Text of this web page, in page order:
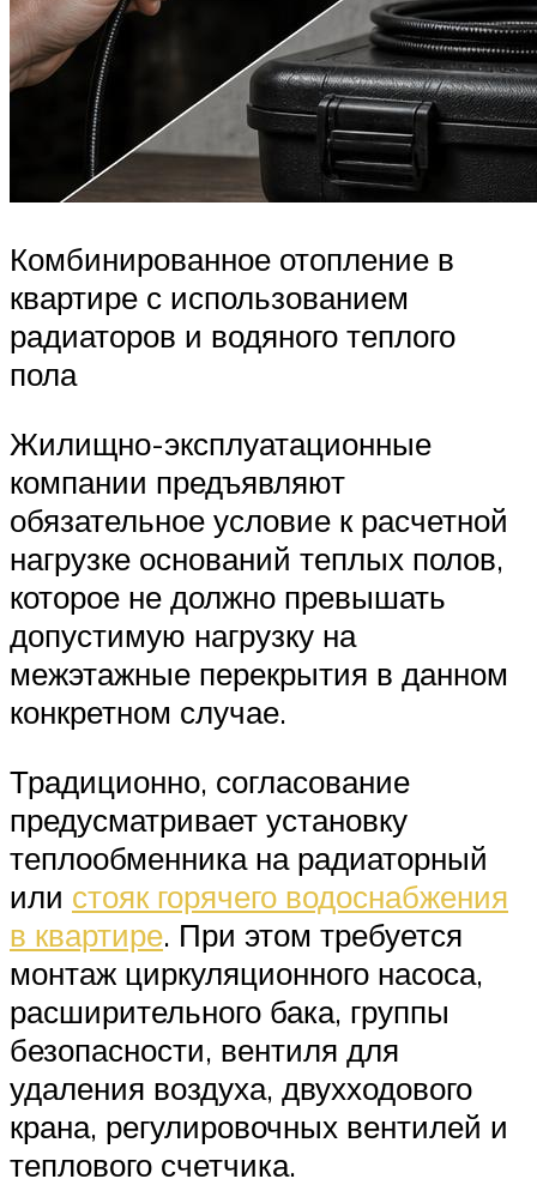
Комбинированное отопление в
квартире с использованием
радиаторов и водяного теплого
пола
Жилищно-эксплуатационные
компании предъявляют
обязательное условие к расчетной
нагрузке оснований теплых полов,
которое не должно превышать
допустимую нагрузку на
межэтажные перекрытия в данном
конкретном случае.
Традиционно, согласование
предусматривает установку
теплообменника на радиаторный
или стояк горячего водоснабжения
в квартире. При этом требуется
монтаж циркуляционного насоса,
расширительного бака, группы
безопасности, вентиля для
удаления воздуха, двухходового
крана, регулировочных вентилей и
теплового счетчика.